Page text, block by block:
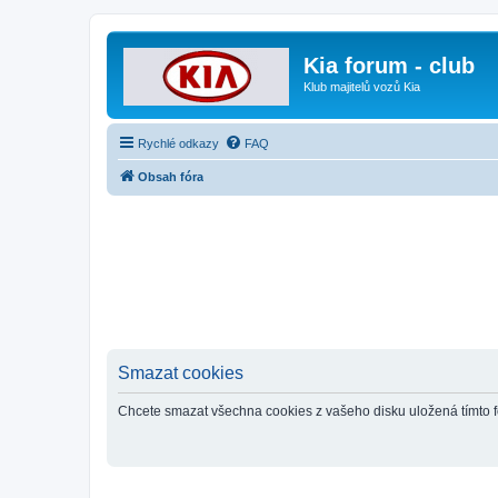
Kia forum - club
Klub majitelů vozů Kia
Rychlé odkazy FAQ
Obsah fóra
Smazat cookies
Chcete smazat všechna cookies z vašeho disku uložená tímto